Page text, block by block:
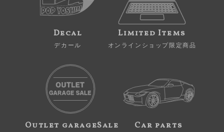
Decal
デカール
Limited Items
オンラインショップ限定商品
Outlet garageSale Car parts